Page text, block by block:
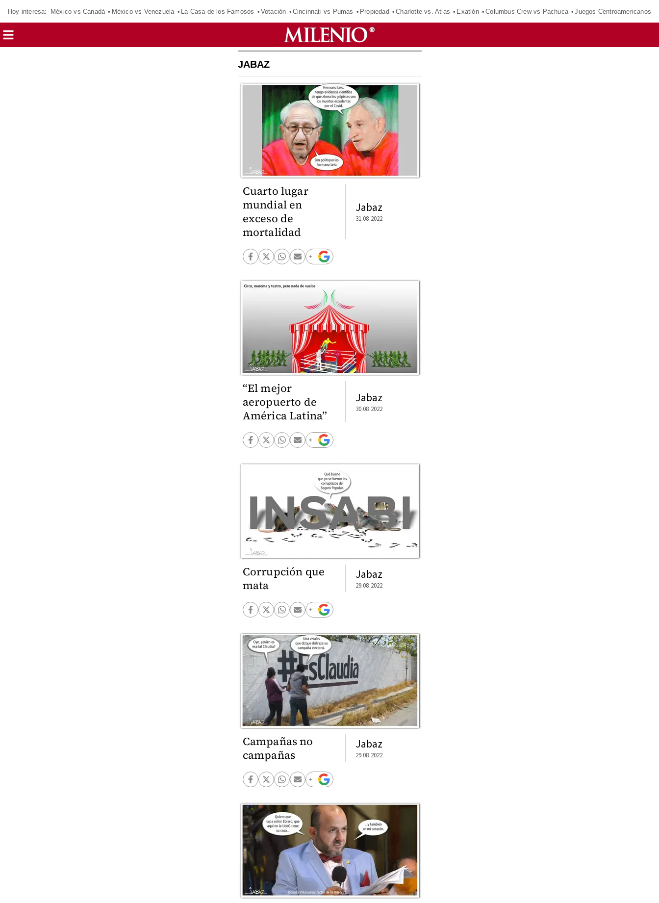
Hoy interesa: México vs Canadá México vs Venezuela La Casa de los Famosos Votación Cincinnati vs Pumas Propiedad Charlotte vs. Atlas Exatlón Columbus Crew vs Pachuca Juegos Centroamericanos
JABAZ
Cuarto lugar
mundial en
exceso de
mortalidad
Jabaz
31.08.2022
“El mejor
aeropuerto de
América Latina”
Jabaz
30.08.2022
Corrupción que
mata
Jabaz
29.08.2022
Campañas no
campañas
Jabaz
29.08.2022